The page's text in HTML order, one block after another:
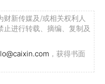
新传媒及/或相关权利人
进行转载、摘编、复制及
，获得书面